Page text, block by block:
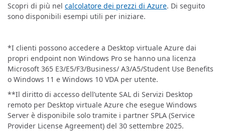
Scopri di più nel calcolatore dei prezzi di Azure. Di seguito
sono disponibili esempi utili per iniziare.
*I clienti possono accedere a Desktop virtuale Azure dai
propri endpoint non Windows Pro se hanno una licenza
Microsoft 365 E3/E5/F3/Business/ A3/A5/Student Use Benefits
o Windows 11 e Windows 10 VDA per utente.
**Il diritto di accesso dell’utente SAL di Servizi Desktop
remoto per Desktop virtuale Azure che esegue Windows
Server è disponibile solo tramite i partner SPLA (Service
Provider License Agreement) del 30 settembre 2025.